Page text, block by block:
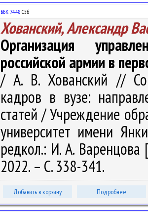
ББК 74.48 С56
Хованский, Александр
Организация
российской армии в
/ А. В. Хованский //
кадров в вузе:
статей / Учреждение
университет имени
редкол.: И. А.
2022. – С. 338-341.
Добавить в корзину Подробнее